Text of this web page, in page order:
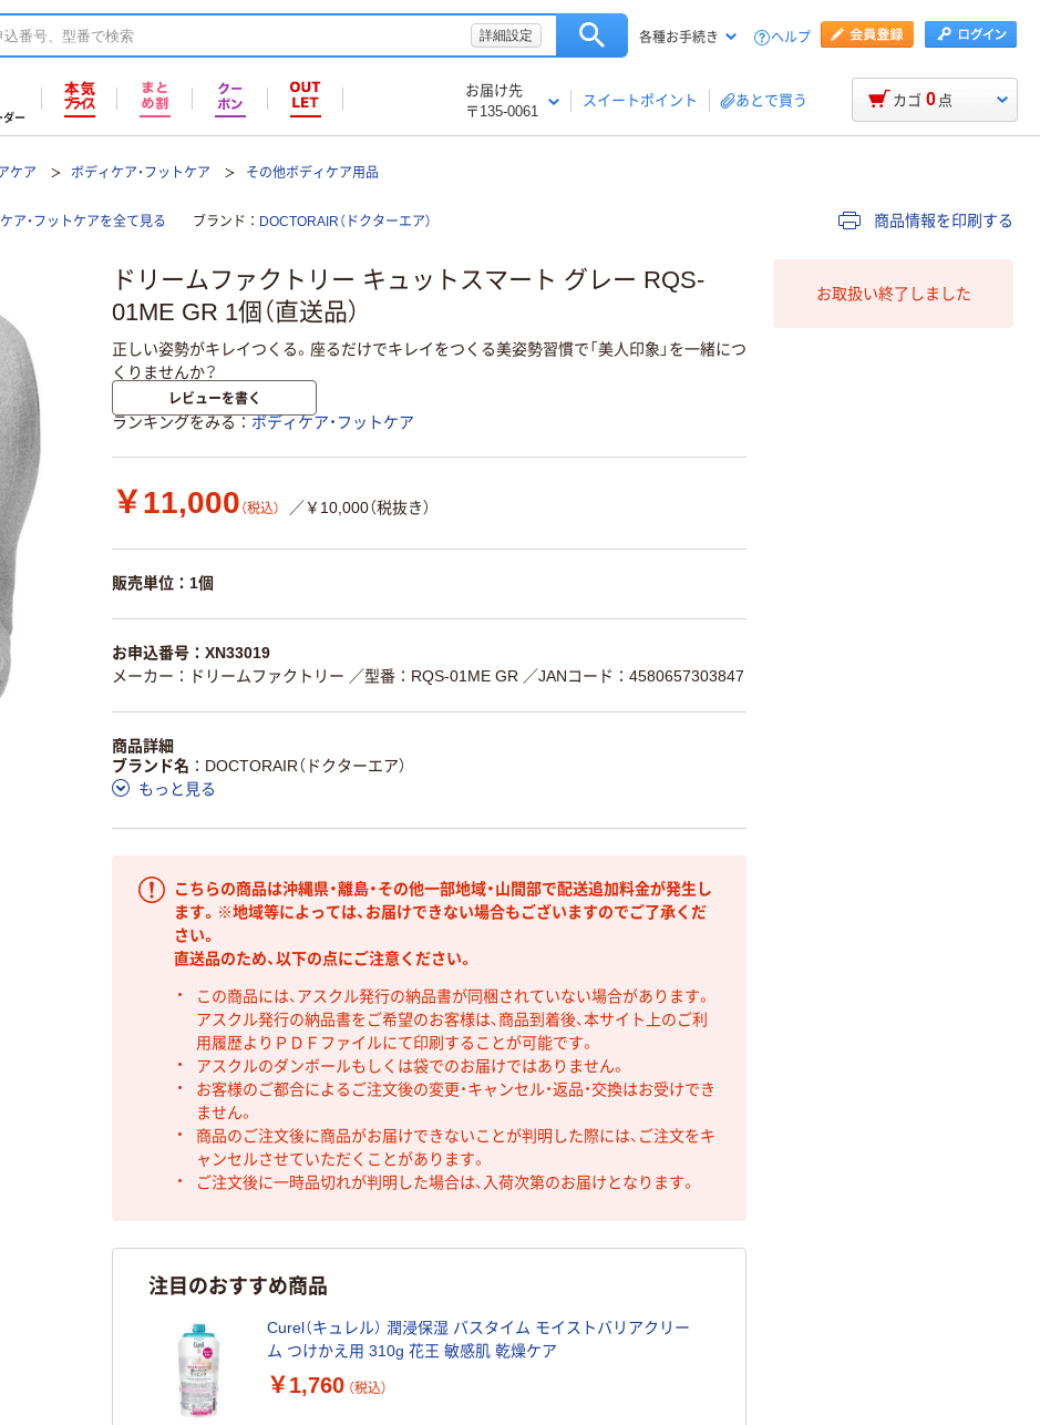
詳細設定 各種お手続き ヘルプ
ダー
お届け先
〒135-0061
スイートポイント あとで買う カゴ 0 点
ケア ボディケア・フットケア その他ボディケア用品
ア・フットケアを全て見る ブランド DOCTORAIR（ドクターエア） 商品情報を印刷する
ドリームファクトリー キュットスマート グレー RQS-
01ME GR 1個（直送品）
正しい姿勢がキレイつくる。座るだけでキレイをつくる美姿勢習慣で「美人印象」を一緒につ
くりませんか？
レビューを書く
ランキングをみる ボディケア・フットケア
￥11,000 （税込） ／￥10,000（税抜き）
販売単位：1個
お申込番号：XN33019
メーカー：ドリームファクトリー ／型番：RQS-01ME GR ／JANコード：4580657303847
商品詳細
ブランド名
DOCTORAIR（ドクターエア）
もっと見る
こちらの商品は沖縄県・離島・その他一部地域・山間部で配送追加料金が発生し
ます。※地域等によっては、お届けできない場合もございますのでご了承くだ
さい。
直送品のため、以下の点にご注意ください。
この商品には、アスクル発行の納品書が同梱されていない場合があります。
アスクル発行の納品書をご希望のお客様は、商品到着後、本サイト上のご利
用履歴よりＰＤＦファイルにて印刷することが可能です。
アスクルのダンボールもしくは袋でのお届けではありません。
お客様のご都合によるご注文後の変更・キャンセル・返品・交換はお受けでき
ません。
商品のご注文後に商品がお届けできないことが判明した際には、ご注文をキ
ャンセルさせていただくことがあります。
ご注文後に一時品切れが判明した場合は、入荷次第のお届けとなります。
注目のおすすめ商品
Curel（キュレル） 潤浸保湿 バスタイム モイストバリアクリー
ム つけかえ用 310g 花王 敏感肌 乾燥ケア
￥1,760 （税込）
お取扱い終了しました